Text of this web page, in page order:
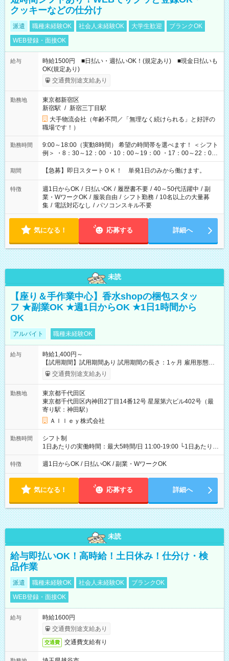
クッキーなどの仕分け
派遣 職種未経験OK 社会人未経験OK 大学生歓迎
ブランクOK
WEB登録・面接OK
給与
時給1500円 ■日払い・週払いOK！(規定あり) ■現金日払いも
OK(規定あり)
交通費別途支給あり
勤務地
東京都新宿区
新宿駅 / 新宿三丁目駅
大手物流会社（年齢不問／「無理なく続けられる」と好評の
職場です！）
勤務時間
9:00～18:00（実動8時間） 希望の時間帯を選べます！ ＜シフト
例＞ ・8：30～12：00 ・10：00～19：00 ・17：00～22：00
・13：00～22：00 ・22：00～翌6：00 など
期間 【急募】即日スタートＯＫ！ 単発1日のみから働けます。
特徴 週1日からOK / 日払いOK / 履歴書不要 / 40～50代活躍中 / 副
業・WワークOK / 服装自由 / シフト勤務 / 10名以上の大量募
集 / 電話対応なし / パソコンスキル不要
気になる！ 応募する 詳細へ
未読
【座り＆手作業中心】香水shopの梱包スタッ
フ ★副業OK ★週1日からOK ★1日1時間から
OK
アルバイト 職種未経験OK
給与
時給1,400円～
【試用期間】試用期間あり 試用期間の長さ：1ヶ月 雇用形態、
給与は本採用時と同じです。
交通費別途支給あり
勤務地
東京都千代田区
東京都千代田区内神田2丁目14番12号 星屋第六ビル402号（最
寄り駅：神田駅）
Ａｌｌｅｙ株式会社
勤務時間
シフト制
1日あたりの実働時間：最大5時間/日 11:00-19:00 └1日あたりの
実働時間：1-5時間 └上記の時間帯内であれば、いつでも勤務可
能！ └平日・土曜日の中で、お好きな曜日でご勤務いただけま
18:00 などのように、自由な働き方が可能なお仕事です！
特徴 週1日からOK / 日払いOK / 副業・WワークOK
気になる！ 応募する 詳細へ
未読
給与即払いOK！高時給！土日休み！仕分け・検
品作業
派遣 職種未経験OK 社会人未経験OK
ブランクOK
WEB登録・面接OK
給与
時給1600円
交通費別途支給あり
交通費 交通費支給有り